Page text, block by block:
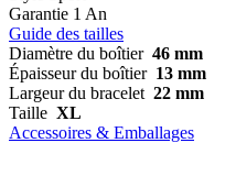
Garantie 1 An
Guide des tailles
Diamètre du boîtier 46 mm
Épaisseur du boîtier 13 mm
Largeur du bracelet 22 mm
Taille XL
Accessoires & Emballages